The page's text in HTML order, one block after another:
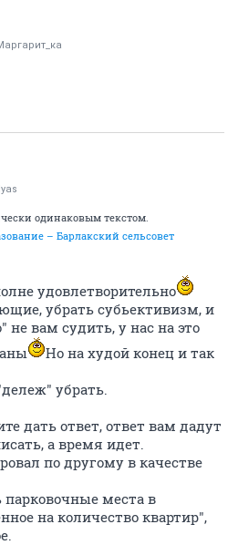
одинаковым текстом.
– Барлакский сельсовет
удовлетворительно
убрать субьективизм, и
вам судить, у нас на это
Но на худой конец и так
убрать.
дать ответ, ответ вам дадут
а время идет.
по другому в качестве
парковочные места в
на количество квартир",